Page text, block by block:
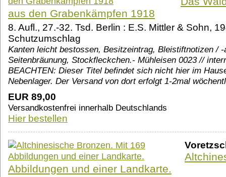
aus den Grabenkämpfen 1918
8. Aufl., 27.-32. Tsd. Berlin : E.S. Mittler & Sohn,
Schutzumschlag
Kanten leicht bestossen, Besitzeintrag, Bleistiftnotizen /
Seitenbräunung, Stockfleckchen.- Mühleisen 0023 //
BEACHTEN: Dieser Titel befindet sich nicht hier im
Nebenlager. Der Versand von dort erfolgt 1-2mal
EUR 89,00
Versandkostenfrei innerhalb Deutschlands
Hier bestellen
Abbildungen und einer Landkarte.